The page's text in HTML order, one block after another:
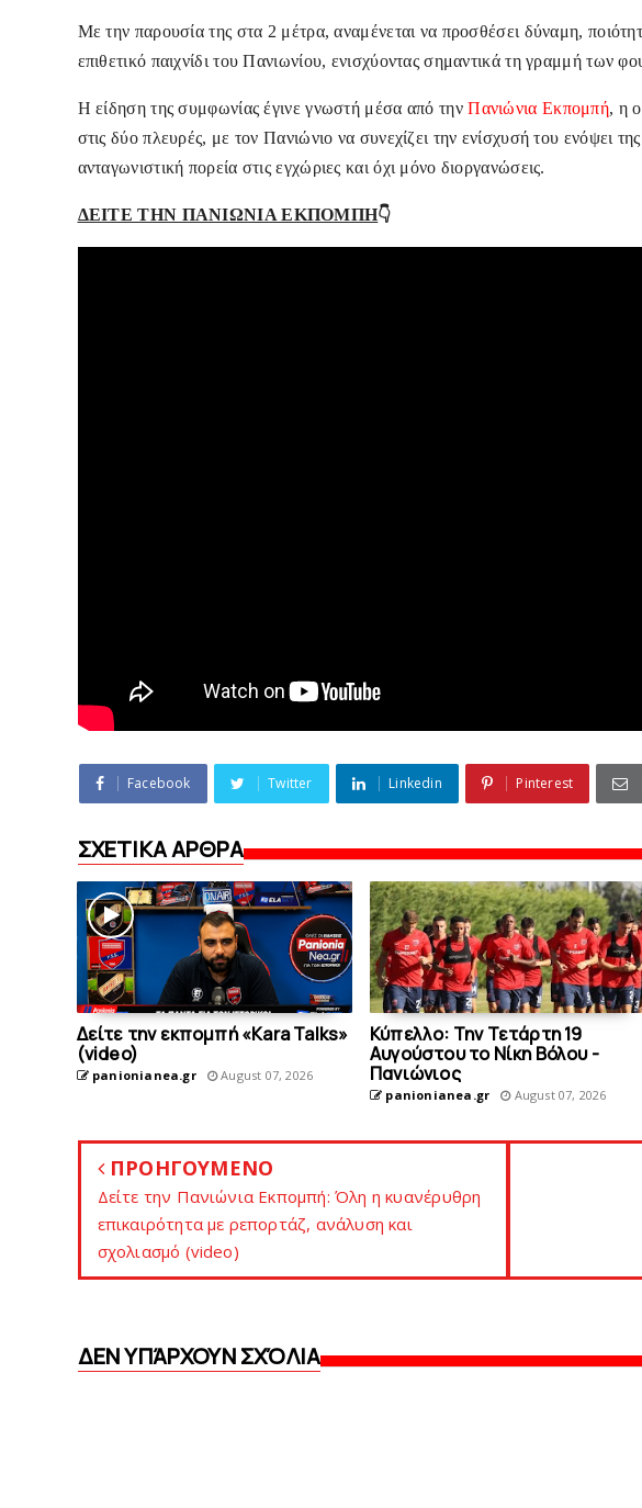
Με την παρουσία της στα 2 μέτρα, αναμένεται να προσθέσει δύναμη,
επιθετικό παιχνίδι του Πανιωνίου, ενισχύοντας σημαντικά τη γραμμή των
Η είδηση της συμφωνίας έγινε γνωστή μέσα από τηνΠανιώνια Εκπομπή, η
στις δύο πλευρές, με τον Πανιώνιο να συνεχίζει την ενίσχυσή του ενόψει
ανταγωνιστική πορεία στις εγχώριες και όχι μόνο διοργανώσεις.
ΔΕΙΤΕ ΤΗΝ ΠΑΝΙΩΝΙΑ ΕΚΠΟΜΠΗ👇
Facebook Twitter Linkedin Pinterest
ΣΧΕΤΙΚΑ ΑΡΘΡΑ
Δείτε την εκπομπή «Kara Talks»
(video)
panionianea.gr August 07, 2026
Κύπελλο: Την Τετάρτη 19
Αυγούστου το Νίκη Βόλου -
Πανιώνιος
panionianea.gr August 07, 2026
ΠΡΟΗΓΟΥΜΕΝΟ
Δείτε την Πανιώνια Εκπομπή: Όλη η κυανέρυθρη
επικαιρότητα με ρεπορτάζ, ανάλυση και
σχολιασμό (video)
ΔΕΝ ΥΠΆΡΧΟΥΝ ΣΧΌΛΙΑ